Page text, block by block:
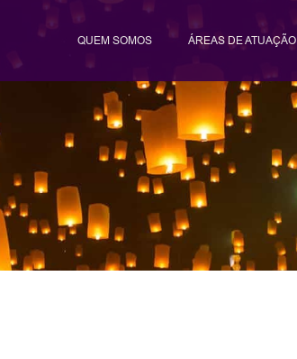
QUEM SOMOS ÁREAS DE ATUAÇÃO